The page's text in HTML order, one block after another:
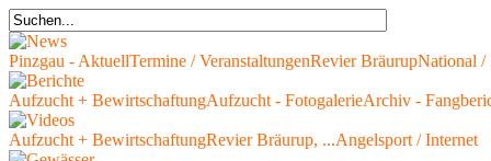
Pinzgau - AktuellTermine / VeranstaltungenRevier BräurupNational /
Aufzucht + BewirtschaftungAufzucht - FotogalerieArchiv -
Aufzucht + BewirtschaftungRevier Bräurup, ...Angelsport / Internet